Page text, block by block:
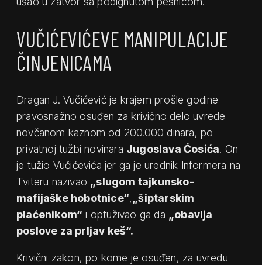
VUČIĆEVIĆEVE MANIPULACIJE
ČINJENICAMA
Dragan J. Vučićević je krajem prošle godine
pravosnažno osuđen za krivično delo uvrede
novčanom kaznom od 200.000 dinara, po
privatnoj tužbi novinara Jugoslava Ćosića. On
je tužio Vučićevića jer ga je urednik Informera na
Tviteru nazivao „slugom tajkunsko-
mafijaške hobotnice“,„šiptarskim
plaćenikom“ i optuživao ga da „obavlja
poslove za prljav keš“.
Krivični zakon, po kome je osuđen, za uvredu